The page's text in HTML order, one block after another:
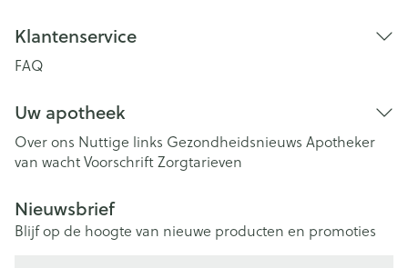
Klantenservice
FAQ
Uw apotheek
Over ons Nuttige links Gezondheidsnieuws Apotheker
van wachtVoorschriftZorgtarieven
Nieuwsbrief
Blijf op de hoogte van nieuwe producten en promoties